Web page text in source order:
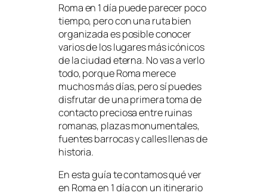
Roma en 1 día puede parecer poco
tiempo, pero con una ruta bien
organizada es posible conocer
varios de los lugares más icónicos
de la ciudad eterna. No vas a verlo
todo, porque Roma merece
muchos más días, pero sí puedes
disfrutar de una primera toma de
contacto preciosa entre ruinas
romanas, plazas monumentales,
fuentes barrocas y calles llenas de
historia.
En esta guía te contamos qué ver
en Roma en 1 día con un itinerario